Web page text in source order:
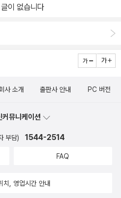
이제 책을 펼쳐볼게요~^^기적의파
수 있게 CD가 들어있어요^^그런
무슨일일까요?엄마발음이 너무 좋
스케쥴인데 19일이면 끝난답니다^
에요~3권이 모두 이정도 분량이랍
작하면 3개월이면 파닉스 기초부터
요첫째도 몇년째 영어하고있지만
략적인 음가를 알수있어요^^정확하
이 없습니다
사 소개 출판사 안내 PC 버전
뮤니케이션
부담) 1544-2514
FAQ
치, 영업시간 안내